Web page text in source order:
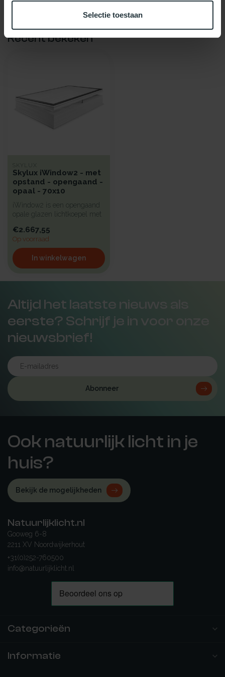
Selectie toestaan
Recent bekeken
SKYLUX
Skylux iWindow2 - met
opstand - opengaand -
opaal - 70x10
iWindow2 is een opengaand
opale glazen lichtkoepel met
€2.667,55
Op voorraad
In winkelwagen
Altijd het laatste nieuws als
eerste? Schrijf je in voor onze
nieuwsbrief!
Abonneer
Ook natuurlijk licht in je
huis?
Bekijk de mogelijkheden
Natuurlijklicht.nl
Gooweg 6-8
2211 XV Noordwijkerhout
+31(0)252-760500
info@natuurlijklicht.nl
Categorieën
Informatie